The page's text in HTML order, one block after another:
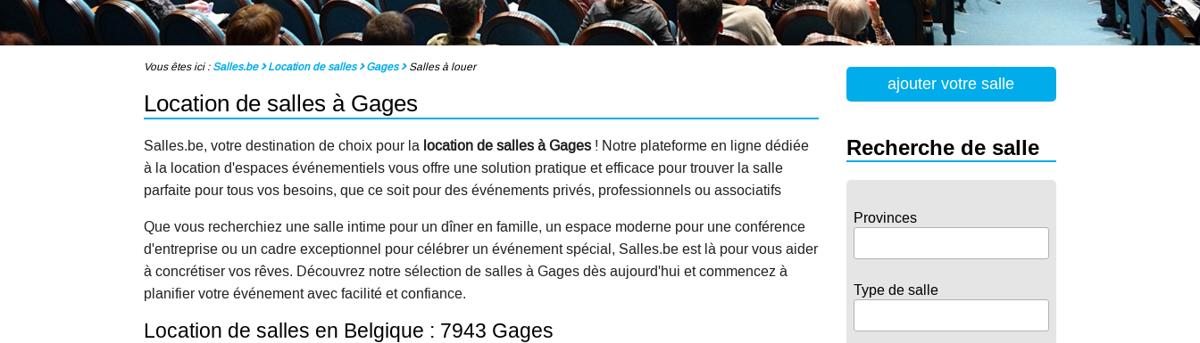
Vous êtes ici : Salles.be Location de salles Gages Salles à louer
Location de salles à Gages
Salles.be, votre destination de choix pour la location de salles à Gages ! Notre plateforme en ligne dédiée
à la location d'espaces événementiels vous offre une solution pratique et efficace pour trouver la salle
parfaite pour tous vos besoins, que ce soit pour des événements privés, professionnels ou associatifs
Que vous recherchiez une salle intime pour un dîner en famille, un espace moderne pour une conférence
d'entreprise ou un cadre exceptionnel pour célébrer un événement spécial, Salles.be est là pour vous aider
à concrétiser vos rêves. Découvrez notre sélection de salles à Gages dès aujourd'hui et commencez à
planifier votre événement avec facilité et confiance.
Location de salles en Belgique : 7943 Gages
ajouter votre salle
Recherche de salle
Provinces
Type de salle